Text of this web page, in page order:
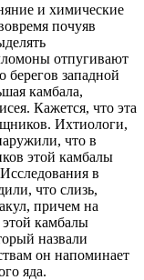
и химические
почуяв
отпугивают
западной
камбала,
Кажется, что эта
Ихтиологи,
что в
этой камбалы
в
что слизь,
причем на
камбалы
назвали
он напоминает
яда.